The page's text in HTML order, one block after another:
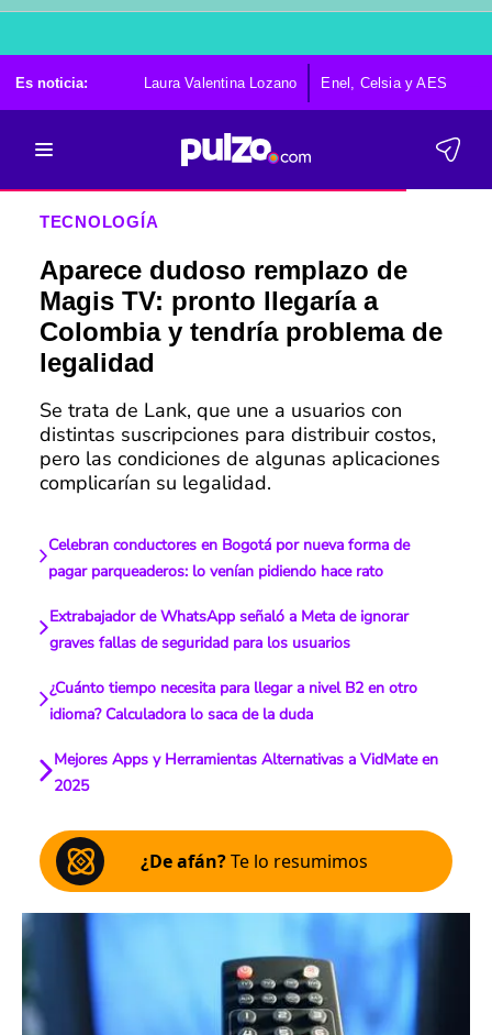
Es noticia: Laura Valentina Lozano Enel, Celsia y AES
TECNOLOGÍA
Aparece dudoso remplazo de
Magis TV: pronto llegaría a
Colombia y tendría problema de
legalidad
Se trata de Lank, que une a usuarios con
distintas suscripciones para distribuir costos,
pero las condiciones de algunas aplicaciones
complicarían su legalidad.
Celebran conductores en Bogotá por nueva forma de
pagar parqueaderos: lo venían pidiendo hace rato
Extrabajador de WhatsApp señaló a Meta de ignorar
graves fallas de seguridad para los usuarios
¿Cuánto tiempo necesita para llegar a nivel B2 en otro
idioma? Calculadora lo saca de la duda
Mejores Apps y Herramientas Alternativas a VidMate en
2025
¿De afán?Te lo resumimos